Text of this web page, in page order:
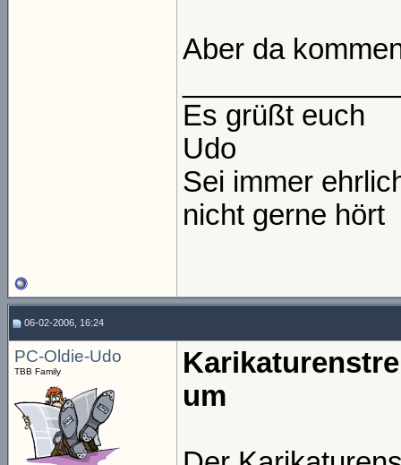
Aber da
Es grüßt euch
Udo
Sei immer
nicht gerne hört
06-02-2006, 16:24
PC-Oldie-Udo
TBB Family
um